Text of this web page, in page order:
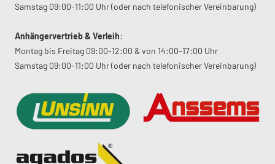
Samstag 09:00-11:00 Uhr (oder nach telefonischer Vereinbarung)
Anhängervertrieb & Verleih:
Montag bis Freitag 09:00-12:00 & von 14:00-17:00 Uhr
Samstag 09:00-11:00 Uhr (oder nach telefonischer Vereinbarung)